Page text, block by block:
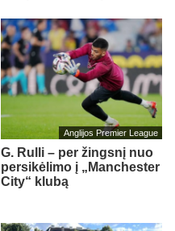
Anglijos Premier League
G. Rulli – per žingsnį nuo
persikėlimo į „Manchester
City“ klubą